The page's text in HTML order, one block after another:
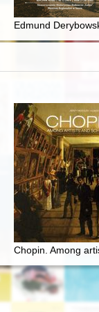
Steinbrechta w
Edmund
Chopin. Among